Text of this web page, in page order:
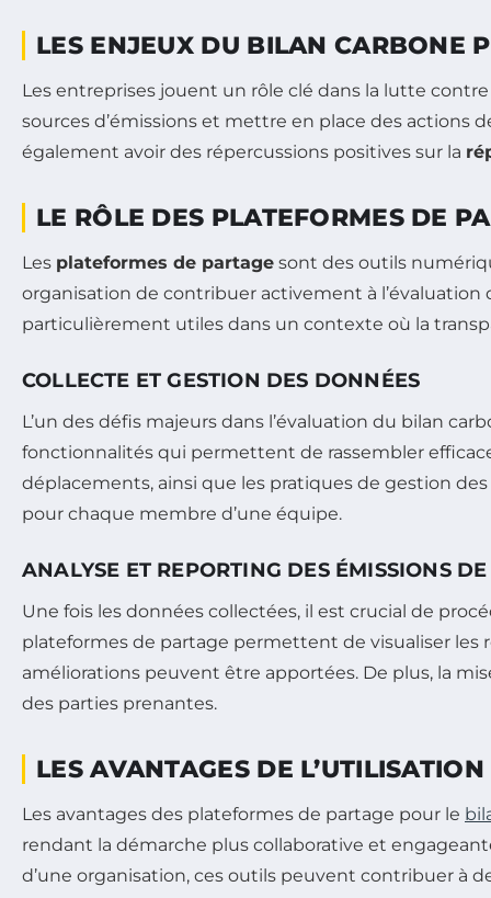
LES ENJEUX DU BILAN CARBONE
Les entreprises jouent un rôle clé dans la lutte
sources d’émissions et mettre en place des actions
également avoir des répercussions positives sur la
LE RÔLE DES PLATEFORMES DE
Les plateformes de partage sont des outils
organisation de contribuer activement à l’évaluation
particulièrement utiles dans un contexte où la
COLLECTE ET GESTION DES DONNÉES
L’un des défis majeurs dans l’évaluation du bilan
fonctionnalités qui permettent de rassembler
déplacements, ainsi que les pratiques de gestion
pour chaque membre d’une équipe.
ANALYSE ET REPORTING DES ÉMISSIONS DE
Une fois les données collectées, il est crucial de
plateformes de partage permettent de visualiser les
améliorations peuvent être apportées. De plus, la
des parties prenantes.
LES AVANTAGES DE
Les avantages des plateformes de partage pour le
rendant la démarche plus collaborative et
d’une organisation, ces outils peuvent contribuer à